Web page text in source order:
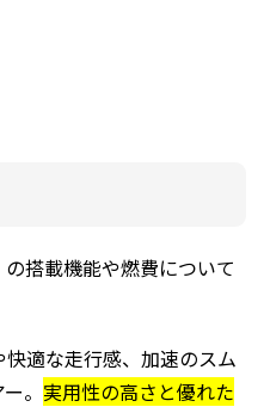
搭載機能や燃費について
適な走行感、加速のスム
。 実用性の高さと優れた